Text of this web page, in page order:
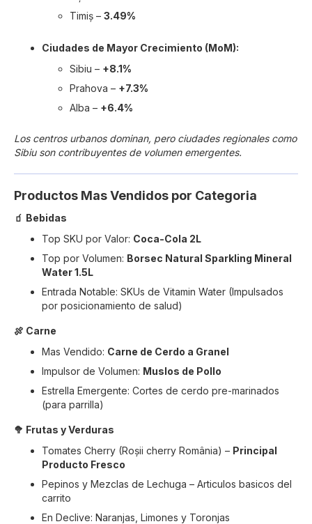
Timiș – 3.49%
Ciudades de Mayor Crecimiento (MoM):
Sibiu – +8.1%
Prahova – +7.3%
Alba – +6.4%
Los centros urbanos dominan, pero ciudades regionales como
Sibiu son contribuyentes de volumen emergentes.
Productos Mas Vendidos por Categoria
🧃 Bebidas
Top SKU por Valor: Coca-Cola 2L
Top por Volumen: Borsec Natural Sparkling Mineral
Water 1.5L
Entrada Notable: SKUs de Vitamin Water (Impulsados
por posicionamiento de salud)
🍖 Carne
Mas Vendido: Carne de Cerdo a Granel
Impulsor de Volumen: Muslos de Pollo
Estrella Emergente: Cortes de cerdo pre-marinados
(para parrilla)
🥦 Frutas y Verduras
Tomates Cherry (Roșii cherry România) – Principal
Producto Fresco
Pepinos y Mezclas de Lechuga – Articulos basicos del
carrito
En Declive: Naranjas, Limones y Toronjas